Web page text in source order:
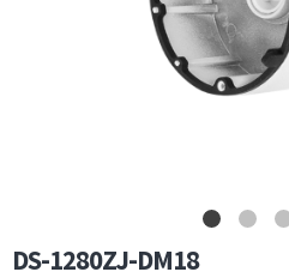
DS-1280ZJ-DM18
防犯カ
ネットワー